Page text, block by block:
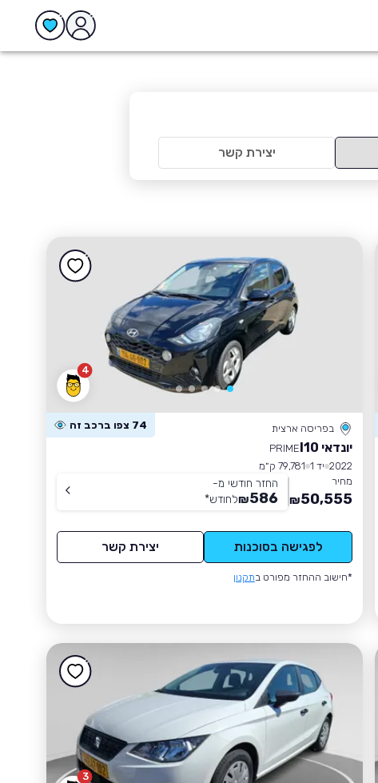
יצירת קשר
4
בפריסה ארצית 74 צפו ברכב זה
יונדאי I10
PRIME
2022 יד 1
79,781 ק״מ
מחיר
50,555
₪
החזר חודשי מ-
586
₪לחודש*
לפגישה בסוכנות יצירת קשר
*חישוב ההחזר מפורט בתקנון
3